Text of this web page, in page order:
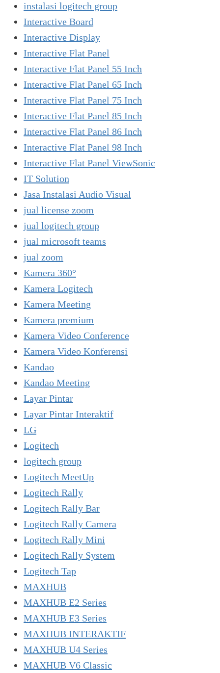
instalasi logitech group
Interactive Board
Interactive Display
Interactive Flat Panel
Interactive Flat Panel 55 Inch
Interactive Flat Panel 65 Inch
Interactive Flat Panel 75 Inch
Interactive Flat Panel 85 Inch
Interactive Flat Panel 86 Inch
Interactive Flat Panel 98 Inch
Interactive Flat Panel ViewSonic
IT Solution
Jasa Instalasi Audio Visual
jual license zoom
jual logitech group
jual microsoft teams
jual zoom
Kamera 360°
Kamera Logitech
Kamera Meeting
Kamera premium
Kamera Video Conference
Kamera Video Konferensi
Kandao
Kandao Meeting
Layar Pintar
Layar Pintar Interaktif
LG
Logitech
logitech group
Logitech MeetUp
Logitech Rally
Logitech Rally Bar
Logitech Rally Camera
Logitech Rally Mini
Logitech Rally System
Logitech Tap
MAXHUB
MAXHUB E2 Series
MAXHUB E3 Series
MAXHUB INTERAKTIF
MAXHUB U4 Series
MAXHUB V6 Classic